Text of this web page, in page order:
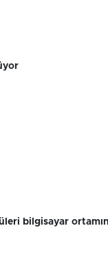
bilgisayar